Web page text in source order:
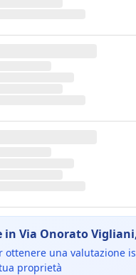
Via Onorato
una valutazione
proprietà